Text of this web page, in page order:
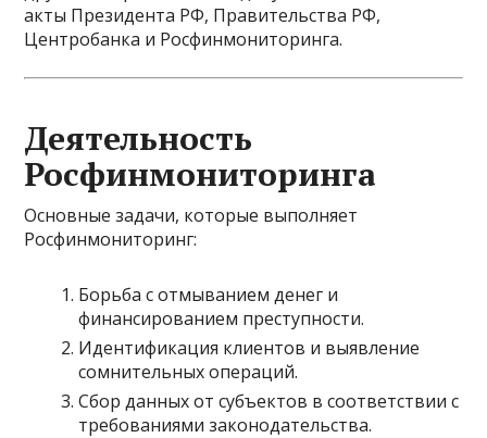
акты Президента РФ, Правительства РФ,
Центробанка и Росфинмониторинга.
Деятельность
Росфинмониторинга
Основные задачи, которые выполняет
Росфинмониторинг:
Борьба с отмыванием денег и
финансированием преступности.
Идентификация клиентов и выявление
сомнительных операций.
Сбор данных от субъектов в соответствии с
требованиями законодательства.